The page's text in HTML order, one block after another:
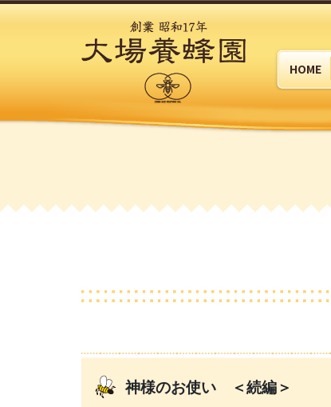
HOME
神様のお使い ＜続編＞